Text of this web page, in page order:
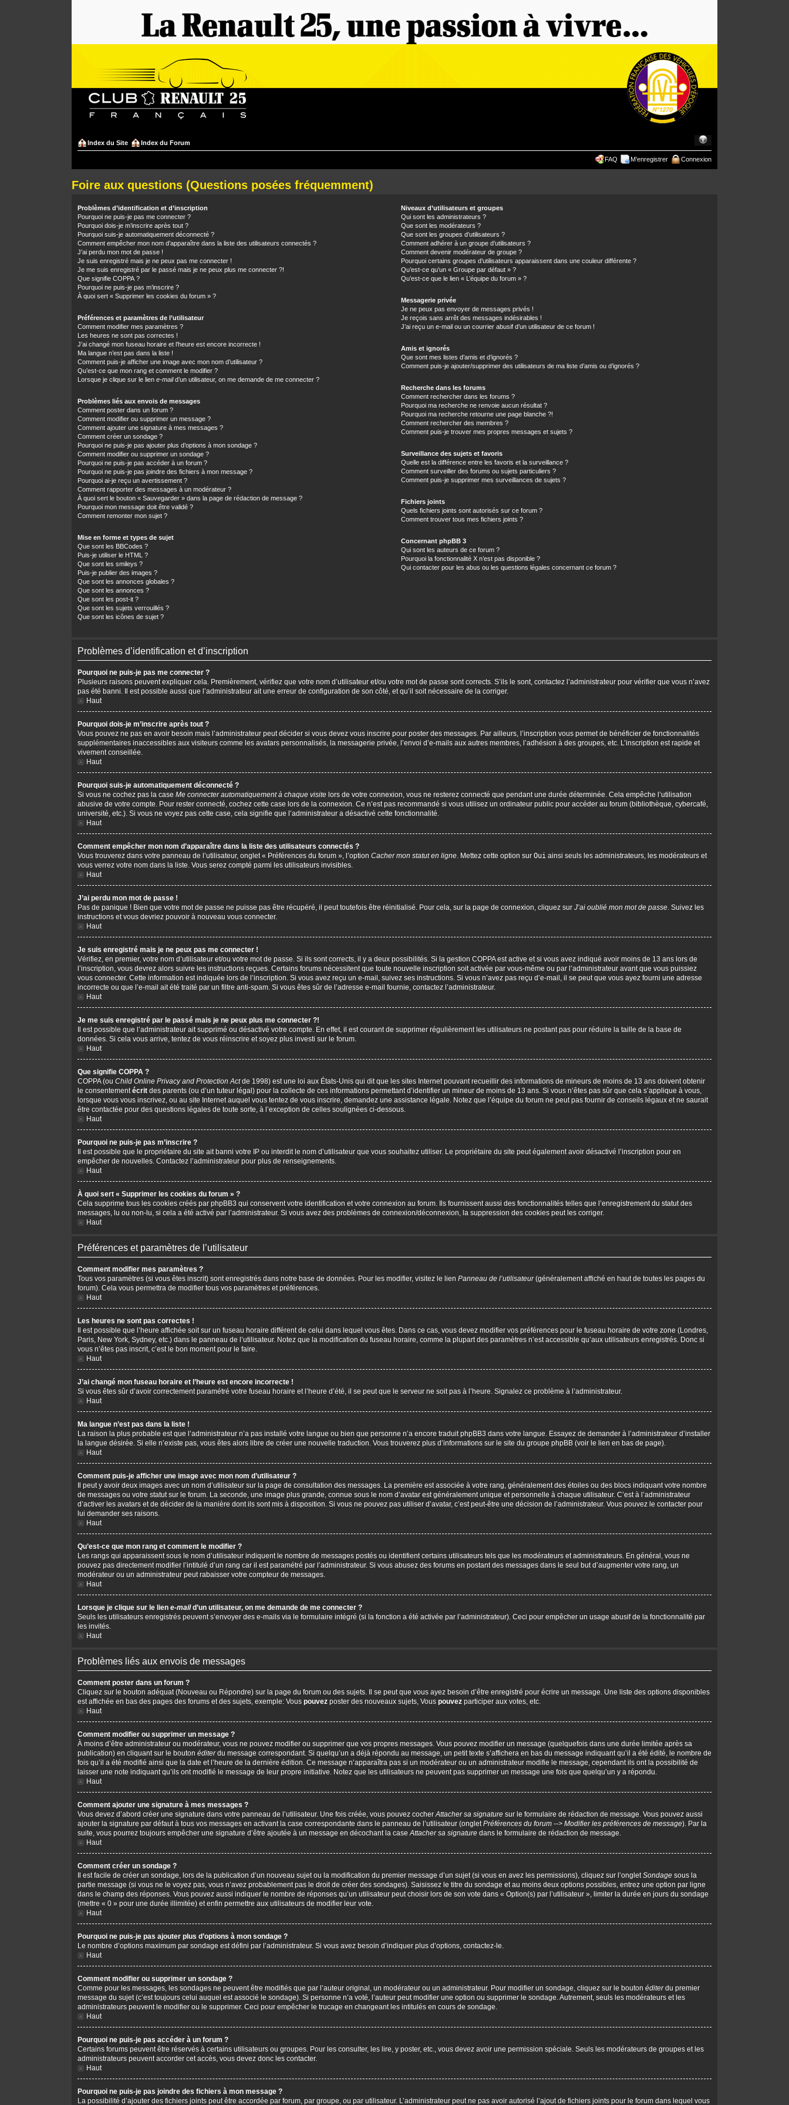
Index du Site Index du Forum
FAQ M’enregistrer Connexion
Foire aux questions (Questions posées fréquemment)
Problèmes d’identification et d’inscription
Pourquoi ne puis-je pas me connecter ?
Pourquoi dois-je m’inscrire après tout ?
Pourquoi suis-je automatiquement déconnecté ?
Comment empêcher mon nom d’apparaître dans la liste des utilisateurs connectés ?
J’ai perdu mon mot de passe !
Je suis enregistré mais je ne peux pas me connecter !
Je me suis enregistré par le passé mais je ne peux plus me connecter ?!
Que signifie COPPA ?
Pourquoi ne puis-je pas m’inscrire ?
À quoi sert « Supprimer les cookies du forum » ?
Préférences et paramètres de l’utilisateur
Comment modifier mes paramètres ?
Les heures ne sont pas correctes !
J’ai changé mon fuseau horaire et l’heure est encore incorrecte !
Ma langue n’est pas dans la liste !
Comment puis-je afficher une image avec mon nom d’utilisateur ?
Qu’est-ce que mon rang et comment le modifier ?
Lorsque je clique sur le lien e-maild’un utilisateur, on me demande de me connecter ?
Problèmes liés aux envois de messages
Comment poster dans un forum ?
Comment modifier ou supprimer un message ?
Comment ajouter une signature à mes messages ?
Comment créer un sondage ?
Pourquoi ne puis-je pas ajouter plus d’options à mon sondage ?
Comment modifier ou supprimer un sondage ?
Pourquoi ne puis-je pas accéder à un forum ?
Pourquoi ne puis-je pas joindre des fichiers à mon message ?
Pourquoi ai-je reçu un avertissement ?
Comment rapporter des messages à un modérateur ?
À quoi sert le bouton « Sauvegarder » dans la page de rédaction de message ?
Pourquoi mon message doit être validé ?
Comment remonter mon sujet ?
Mise en forme et types de sujet
Que sont les BBCodes ?
Puis-je utiliser le HTML ?
Que sont les smileys ?
Puis-je publier des images ?
Que sont les annonces globales ?
Que sont les annonces ?
Que sont les post-it ?
Que sont les sujets verrouillés ?
Que sont les icônes de sujet ?
Niveaux d’utilisateurs et groupes
Qui sont les administrateurs ?
Que sont les modérateurs ?
Que sont les groupes d’utilisateurs ?
Comment adhérer à un groupe d’utilisateurs ?
Comment devenir modérateur de groupe ?
Pourquoi certains groupes d’utilisateurs apparaissent dans une couleur différente ?
Qu’est-ce qu’un « Groupe par défaut » ?
Qu’est-ce que le lien « L’équipe du forum » ?
Messagerie privée
Je ne peux pas envoyer de messages privés !
Je reçois sans arrêt des messages indésirables !
J’ai reçu un e-mail ou un courrier abusif d’un utilisateur de ce forum !
Amis et ignorés
Que sont mes listes d’amis et d’ignorés ?
Comment puis-je ajouter/supprimer des utilisateurs de ma liste d’amis ou d’ignorés ?
Recherche dans les forums
Comment rechercher dans les forums ?
Pourquoi ma recherche ne renvoie aucun résultat ?
Pourquoi ma recherche retourne une page blanche ?!
Comment rechercher des membres ?
Comment puis-je trouver mes propres messages et sujets ?
Surveillance des sujets et favoris
Quelle est la différence entre les favoris et la surveillance ?
Comment surveiller des forums ou sujets particuliers ?
Comment puis-je supprimer mes surveillances de sujets ?
Fichiers joints
Quels fichiers joints sont autorisés sur ce forum ?
Comment trouver tous mes fichiers joints ?
Concernant phpBB 3
Qui sont les auteurs de ce forum ?
Pourquoi la fonctionnalité X n’est pas disponible ?
Qui contacter pour les abus ou les questions légales concernant ce forum ?
Problèmes d’identification et d’inscription
Pourquoi ne puis-je pas me connecter ?
Plusieurs raisons peuvent expliquer cela. Premièrement, vérifiez que votre nom d’utilisateur et/ou votre mot de passe sont corrects. S’ils le sont, contactez l’administrateur pour vérifier que vous n’avez
pas été banni. Il est possible aussi que l’administrateur ait une erreur de configuration de son côté, et qu’il soit nécessaire de la corriger.
Haut
Pourquoi dois-je m’inscrire après tout ?
Vous pouvez ne pas en avoir besoin mais l’administrateur peut décider si vous devez vous inscrire pour poster des messages. Par ailleurs, l’inscription vous permet de bénéficier de fonctionnalités
supplémentaires inaccessibles aux visiteurs comme les avatars personnalisés, la messagerie privée, l’envoi d’e-mails aux autres membres, l’adhésion à des groupes, etc. L’inscription est rapide et
vivement conseillée.
Haut
Pourquoi suis-je automatiquement déconnecté ?
Si vous ne cochez pas la case Me connecter automatiquement à chaque visite lors de votre connexion, vous ne resterez connecté que pendant une durée déterminée. Cela empêche l’utilisation
abusive de votre compte. Pour rester connecté, cochez cette case lors de la connexion. Ce n’est pas recommandé si vous utilisez un ordinateur public pour accéder au forum (bibliothèque, cybercafé,
université, etc.). Si vous ne voyez pas cette case, cela signifie que l’administrateur a désactivé cette fonctionnalité.
Haut
Comment empêcher mon nom d’apparaître dans la liste des utilisateurs connectés ?
Vous trouverez dans votre panneau de l’utilisateur, onglet « Préférences du forum », l’option Cacher mon statut en ligne. Mettez cette option sur Oui ainsi seuls les administrateurs, les modérateurs et
vous verrez votre nom dans la liste. Vous serez compté parmi les utilisateurs invisibles.
Haut
J’ai perdu mon mot de passe !
Pas de panique ! Bien que votre mot de passe ne puisse pas être récupéré, il peut toutefois être réinitialisé. Pour cela, sur la page de connexion, cliquez sur J’ai oublié mon mot de passe. Suivez les
instructions et vous devriez pouvoir à nouveau vous connecter.
Haut
Je suis enregistré mais je ne peux pas me connecter !
Vérifiez, en premier, votre nom d’utilisateur et/ou votre mot de passe. Si ils sont corrects, il y a deux possibilités. Si la gestion COPPA est active et si vous avez indiqué avoir moins de 13 ans lors de
l’inscription, vous devrez alors suivre les instructions reçues. Certains forums nécessitent que toute nouvelle inscription soit activée par vous-même ou par l’administrateur avant que vous puissiez
vous connecter. Cette information est indiquée lors de l’inscription. Si vous avez reçu un e-mail, suivez ses instructions. Si vous n’avez pas reçu d’e-mail, il se peut que vous ayez fourni une adresse
incorrecte ou que l’e-mail ait été traité par un filtre anti-spam. Si vous êtes sûr de l’adresse e-mail fournie, contactez l’administrateur.
Haut
Je me suis enregistré par le passé mais je ne peux plus me connecter ?!
Il est possible que l’administrateur ait supprimé ou désactivé votre compte. En effet, il est courant de supprimer régulièrement les utilisateurs ne postant pas pour réduire la taille de la base de
données. Si cela vous arrive, tentez de vous réinscrire et soyez plus investi sur le forum.
Haut
Que signifie COPPA ?
COPPA (ou Child Online Privacy and Protection Actde 1998) est une loi aux États-Unis qui dit que les sites Internet pouvant recueillir des informations de mineurs de moins de 13 ans doivent obtenir
le consentementécrit des parents (ou d’un tuteur légal) pour la collecte de ces informations permettant d’identifier un mineur de moins de 13 ans. Si vous n’êtes pas sûr que cela s’applique à vous,
lorsque vous vous inscrivez, ou au site Internet auquel vous tentez de vous inscrire, demandez une assistance légale. Notez que l’équipe du forum ne peut pas fournir de conseils légaux et ne saurait
être contactée pour des questions légales de toute sorte, à l’exception de celles soulignées ci-dessous.
Haut
Pourquoi ne puis-je pas m’inscrire ?
Il est possible que le propriétaire du site ait banni votre IP ou interdit le nom d’utilisateur que vous souhaitez utiliser. Le propriétaire du site peut également avoir désactivé l’inscription pour en
empêcher de nouvelles. Contactez l’administrateur pour plus de renseignements.
Haut
À quoi sert « Supprimer les cookies du forum » ?
Cela supprime tous les cookies créés par phpBB3 qui conservent votre identification et votre connexion au forum. Ils fournissent aussi des fonctionnalités telles que l’enregistrement du statut des
messages, lu ou non-lu, si cela a été activé par l’administrateur. Si vous avez des problèmes de connexion/déconnexion, la suppression des cookies peut les corriger.
Haut
Préférences et paramètres de l’utilisateur
Comment modifier mes paramètres ?
Tous vos paramètres (si vous êtes inscrit) sont enregistrés dans notre base de données. Pour les modifier, visitez le lien Panneau de l’utilisateur(généralement affiché en haut de toutes les pages du
forum). Cela vous permettra de modifier tous vos paramètres et préférences.
Haut
Les heures ne sont pas correctes !
Il est possible que l’heure affichée soit sur un fuseau horaire différent de celui dans lequel vous êtes. Dans ce cas, vous devez modifier vos préférences pour le fuseau horaire de votre zone (Londres,
Paris, New York, Sydney, etc.) dans le panneau de l’utilisateur. Notez que la modification du fuseau horaire, comme la plupart des paramètres n’est accessible qu’aux utilisateurs enregistrés. Donc si
vous n’êtes pas inscrit, c’est le bon moment pour le faire.
Haut
J’ai changé mon fuseau horaire et l’heure est encore incorrecte !
Si vous êtes sûr d’avoir correctement paramétré votre fuseau horaire et l’heure d’été, il se peut que le serveur ne soit pas à l’heure. Signalez ce problème à l’administrateur.
Haut
Ma langue n’est pas dans la liste !
La raison la plus probable est que l’administrateur n’a pas installé votre langue ou bien que personne n’a encore traduit phpBB3 dans votre langue. Essayez de demander à l’administrateur d’installer
la langue désirée. Si elle n’existe pas, vous êtes alors libre de créer une nouvelle traduction. Vous trouverez plus d’informations sur le site du groupe phpBB (voir le lien en bas de page).
Haut
Comment puis-je afficher une image avec mon nom d’utilisateur ?
Il peut y avoir deux images avec un nom d’utilisateur sur la page de consultation des messages. La première est associée à votre rang, généralement des étoiles ou des blocs indiquant votre nombre
de messages ou votre statut sur le forum. La seconde, une image plus grande, connue sous le nom d’avatar est généralement unique et personnelle à chaque utilisateur. C’est à l’administrateur
d’activer les avatars et de décider de la manière dont ils sont mis à disposition. Si vous ne pouvez pas utiliser d’avatar, c’est peut-être une décision de l’administrateur. Vous pouvez le contacter pour
lui demander ses raisons.
Haut
Qu’est-ce que mon rang et comment le modifier ?
Les rangs qui apparaissent sous le nom d’utilisateur indiquent le nombre de messages postés ou identifient certains utilisateurs tels que les modérateurs et administrateurs. En général, vous ne
pouvez pas directement modifier l’intitulé d’un rang car il est paramétré par l’administrateur. Si vous abusez des forums en postant des messages dans le seul but d’augmenter votre rang, un
modérateur ou un administrateur peut rabaisser votre compteur de messages.
Haut
Lorsque je clique sur le lien e-maild’un utilisateur, on me demande de me connecter ?
Seuls les utilisateurs enregistrés peuvent s’envoyer des e-mails via le formulaire intégré (si la fonction a été activée par l’administrateur). Ceci pour empêcher un usage abusif de la fonctionnalité par
les invités.
Haut
Problèmes liés aux envois de messages
Comment poster dans un forum ?
Cliquez sur le bouton adéquat (Nouveau ou Répondre) sur la page du forum ou des sujets. Il se peut que vous ayez besoin d’être enregistré pour écrire un message. Une liste des options disponibles
est affichée en bas des pages des forums et des sujets, exemple: Vous pouvez poster des nouveaux sujets, Vous pouvez participer aux votes, etc.
Haut
Comment modifier ou supprimer un message ?
À moins d’être administrateur ou modérateur, vous ne pouvez modifier ou supprimer que vos propres messages. Vous pouvez modifier un message (quelquefois dans une durée limitée après sa
publication) en cliquant sur le bouton éditerdu message correspondant. Si quelqu’un a déjà répondu au message, un petit texte s’affichera en bas du message indiquant qu’il a été édité, le nombre de
fois qu’il a été modifié ainsi que la date et l’heure de la dernière édition. Ce message n’apparaîtra pas si un modérateur ou un administrateur modifie le message, cependant ils ont la possibilité de
laisser une note indiquant qu’ils ont modifié le message de leur propre initiative. Notez que les utilisateurs ne peuvent pas supprimer un message une fois que quelqu’un y a répondu.
Haut
Comment ajouter une signature à mes messages ?
Vous devez d’abord créer une signature dans votre panneau de l’utilisateur. Une fois créée, vous pouvez cocherAttacher sa signature sur le formulaire de rédaction de message. Vous pouvez aussi
ajouter la signature par défaut à tous vos messages en activant la case correspondante dans le panneau de l’utilisateur (ongletPréférences du forum --> Modifier les préférences de message). Par la
suite, vous pourrez toujours empêcher une signature d’être ajoutée à un message en décochant la caseAttacher sa signature dans le formulaire de rédaction de message.
Haut
Comment créer un sondage ?
Il est facile de créer un sondage, lors de la publication d’un nouveau sujet ou la modification du premier message d’un sujet (si vous en avez les permissions), cliquez sur l’ongletSondage sous la
partie message (si vous ne le voyez pas, vous n’avez probablement pas le droit de créer des sondages). Saisissez le titre du sondage et au moins deux options possibles, entrez une option par ligne
dans le champ des réponses. Vous pouvez aussi indiquer le nombre de réponses qu’un utilisateur peut choisir lors de son vote dans « Option(s) par l’utilisateur », limiter la durée en jours du sondage
(mettre « 0 » pour une durée illimitée) et enfin permettre aux utilisateurs de modifier leur vote.
Haut
Pourquoi ne puis-je pas ajouter plus d’options à mon sondage ?
Le nombre d’options maximum par sondage est défini par l’administrateur. Si vous avez besoin d’indiquer plus d’options, contactez-le.
Haut
Comment modifier ou supprimer un sondage ?
Comme pour les messages, les sondages ne peuvent être modifiés que par l’auteur original, un modérateur ou un administrateur. Pour modifier un sondage, cliquez sur le bouton éditerdu premier
message du sujet (c’est toujours celui auquel est associé le sondage). Si personne n’a voté, l’auteur peut modifier une option ou supprimer le sondage. Autrement, seuls les modérateurs et les
administrateurs peuvent le modifier ou le supprimer. Ceci pour empêcher le trucage en changeant les intitulés en cours de sondage.
Haut
Pourquoi ne puis-je pas accéder à un forum ?
Certains forums peuvent être réservés à certains utilisateurs ou groupes. Pour les consulter, les lire, y poster, etc., vous devez avoir une permission spéciale. Seuls les modérateurs de groupes et les
administrateurs peuvent accorder cet accès, vous devez donc les contacter.
Haut
Pourquoi ne puis-je pas joindre des fichiers à mon message ?
La possibilité d’ajouter des fichiers joints peut être accordée par forum, par groupe, ou par utilisateur. L’administrateur peut ne pas avoir autorisé l’ajout de fichiers joints pour le forum dans lequel vous